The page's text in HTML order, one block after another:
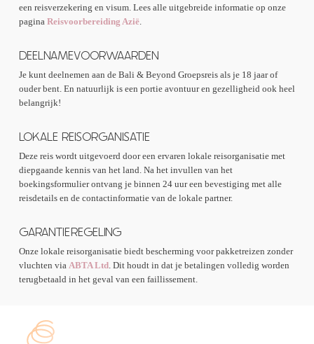
een reisverzekering en visum. Lees alle uitgebreide informatie op onze
pagina Reisvoorbereiding Azië.
DEELNAMEVOORWAARDEN
Je kunt deelnemen aan de Bali & Beyond Groepsreis als je 18 jaar of
ouder bent. En natuurlijk is een portie avontuur en gezelligheid ook heel
belangrijk!
LOKALE REISORGANISATIE
Deze reis wordt uitgevoerd door een ervaren lokale reisorganisatie met
diepgaande kennis van het land. Na het invullen van het
boekingsformulier ontvang je binnen 24 uur een bevestiging met alle
reisdetails en de contactinformatie van de lokale partner.
GARANTIEREGELING
Onze lokale reisorganisatie biedt bescherming voor pakketreizen zonder
vluchten via ABTA Ltd. Dit houdt in dat je betalingen volledig worden
terugbetaald in het geval van een faillissement.